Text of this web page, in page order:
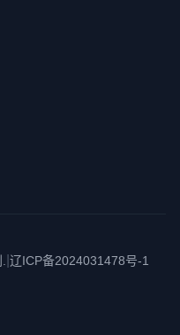
辽ICP备2024031478号-1